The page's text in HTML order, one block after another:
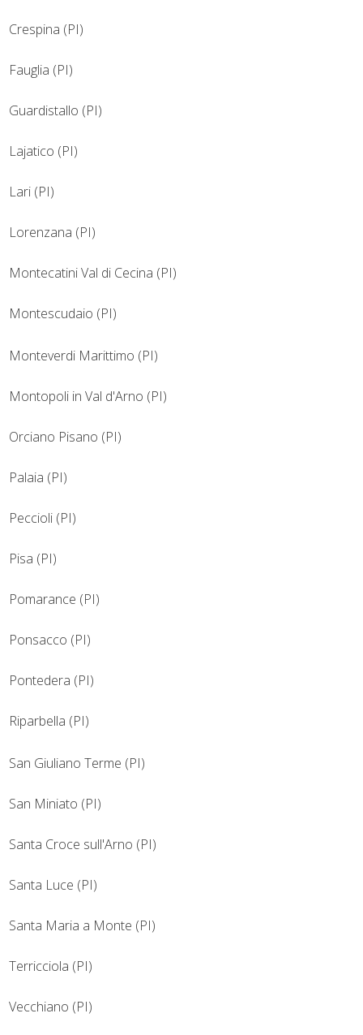
Crespina (PI)
Fauglia (PI)
Guardistallo (PI)
Lajatico (PI)
Lari (PI)
Lorenzana (PI)
Montecatini Val di Cecina (PI)
Montescudaio (PI)
Monteverdi Marittimo (PI)
Montopoli in Val d'Arno (PI)
Orciano Pisano (PI)
Palaia (PI)
Peccioli (PI)
Pisa (PI)
Pomarance (PI)
Ponsacco (PI)
Pontedera (PI)
Riparbella (PI)
San Giuliano Terme (PI)
San Miniato (PI)
Santa Croce sull'Arno (PI)
Santa Luce (PI)
Santa Maria a Monte (PI)
Terricciola (PI)
Vecchiano (PI)